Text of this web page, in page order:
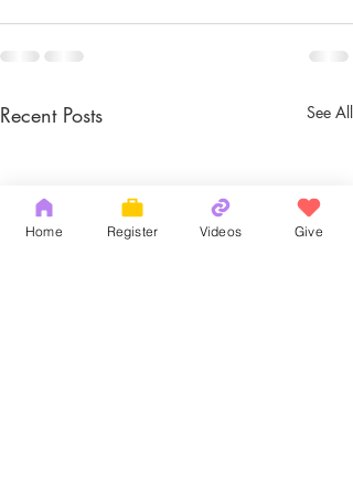
Recent Posts See All
Home Register Videos Give